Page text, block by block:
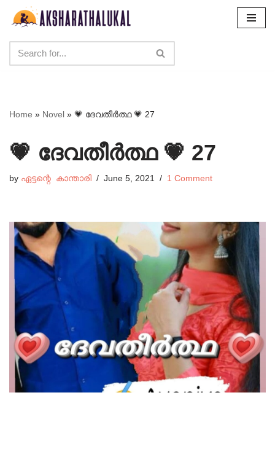
content
Home » Novel » 💗 ദേവതീർത്ഥ 💗 27
💗 ദേവതീർത്ഥ 💗 27
by ഏട്ടന്റെ കാന്താരി June 5, 2021 1 Comment